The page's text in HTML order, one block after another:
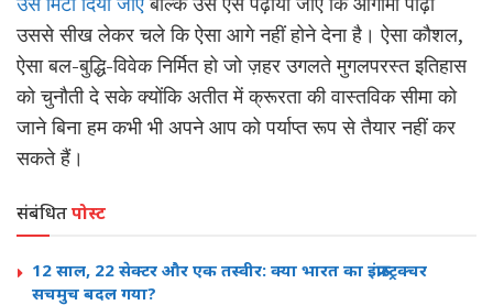
उससे सीख लेकर चले कि ऐसा आगे नहीं होने देना है। ऐसा कौशल,
ऐसा बल-बुद्धि-विवेक निर्मित हो जो ज़हर उगलते मुगलपरस्त इतिहास
को चुनौती दे सके क्योंकि अतीत में क्रूरता की वास्तविक सीमा को
जाने बिना हम कभी भी अपने आप को पर्याप्त रूप से तैयार नहीं कर
सकते हैं।
संबंधितपोस्ट
12 साल, 22 सेक्टर और एक तस्वीर: क्या भारत का इंफ्रास्ट्रक्चर
सचमुच बदल गया?